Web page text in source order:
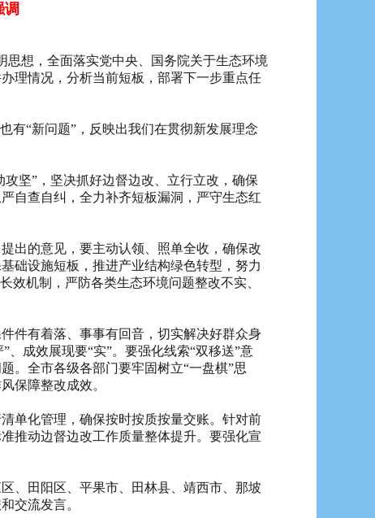
调
想，全面落实党中央、国务院关于生态环境
理情况，分析当前短板，部署下一步重点任
“新问题”，反映出我们在贯彻新发展理念
坚”，坚决抓好边督边改、立行立改，确保
自查自纠，全力补齐短板漏洞，严守生态红
出的意见，要主动认领、照单全收，确保改
础设施短板，推进产业结构绿色转型，努力
效机制，严防各类生态环境问题整改不实、
件有着落、事事有回音，切实解决好群众身
成效展现要“实”。要强化线索“双移送”意
。全市各级各部门要牢固树立“一盘棋”思
保障整改成效。
单化管理，确保按时按质按量交账。针对前
推动边督边改工作质量整体提升。要强化宣
、田阳区、平果市、田林县、靖西市、那坡
交流发言。